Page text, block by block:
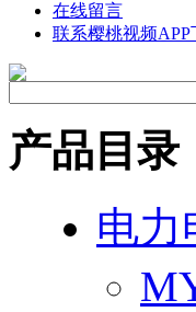
在线留言
联系樱桃视频APP
产品目录
电力